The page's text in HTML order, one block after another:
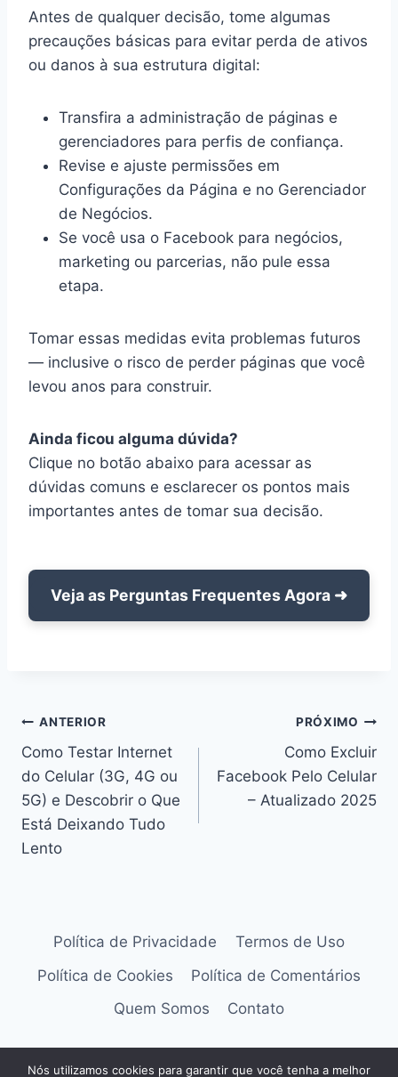
Antes de qualquer decisão, tome algumas
precauções básicas para evitar perda de ativos
ou danos à sua estrutura digital:
Transfira a administração de páginas e
gerenciadores para perfis de confiança.
Revise e ajuste permissões em
Configurações da Página e no Gerenciador
de Negócios.
Se você usa o Facebook para negócios,
marketing ou parcerias, não pule essa
etapa.
Tomar essas medidas evita problemas futuros
— inclusive o risco de perder páginas que você
levou anos para construir.
Ainda ficou alguma dúvida?
Clique no botão abaixo para acessar as
dúvidas comuns e esclarecer os pontos mais
importantes antes de tomar sua decisão.
Veja as Perguntas Frequentes Agora ➜
Navegação
de
Post
ANTERIOR
Como Testar Internet
do Celular (3G, 4G ou
5G) e Descobrir o Que
Está Deixando Tudo
Lento
PRÓXIMO
Como Excluir
Facebook Pelo Celular
– Atualizado 2025
Política de Privacidade
Termos de Uso
Política de Cookies
Política de Comentários
Quem Somos
Contato
Nós utilizamos cookies para garantir que você tenha a melhor